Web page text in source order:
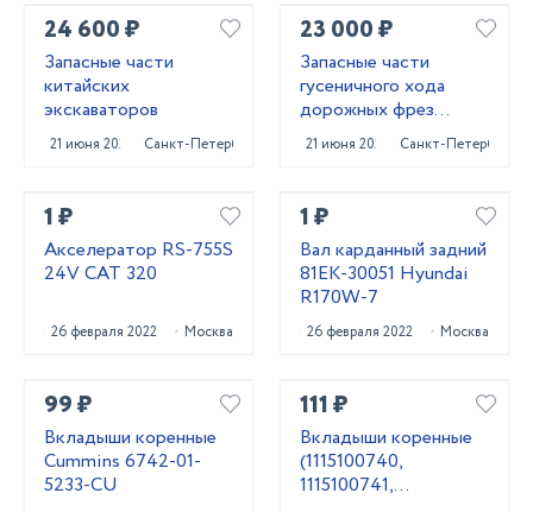
24 600 ₽
Запасные части
китайских
экскаваторов
21 июня 2025 Санкт-Петербург
23 000 ₽
Запасные части
гусеничного хода
дорожных фрез
Caterpillar PM620
21 июня 2025 Санкт-Петербург
1 ₽
Акселератор RS-755S
24V CAT 320
26 февраля 2022 Москва
1 ₽
Вал карданный задний
81EK-30051 Hyundai
R170W-7
26 февраля 2022 Москва
99 ₽
Вкладыши коренные
Cummins 6742-01-
5233-CU
111 ₽
Вкладыши коренные
(1115100740,
1115100741,